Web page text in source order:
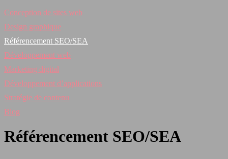
Conception de sites web
Design graphique
Référencement SEO/SEA
Développement web
Marketing digital
Développement d’applications
Stratégie de contenu
Blog
Référencement SEO/SEA